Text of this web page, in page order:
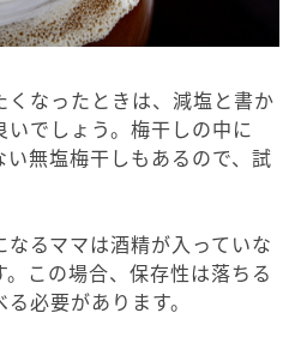
なったときは、減塩と書か
でしょう。梅干しの中に
無塩梅干しもあるので、試
るママは酒精が入っていな
この場合、保存性は落ちる
必要があります。